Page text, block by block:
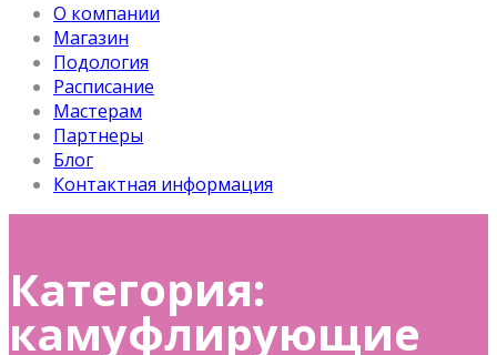
О компании
Магазин
Подология
Расписание
Мастерам
Партнеры
Блог
Контактная информация
Категория:
камуфлирующие